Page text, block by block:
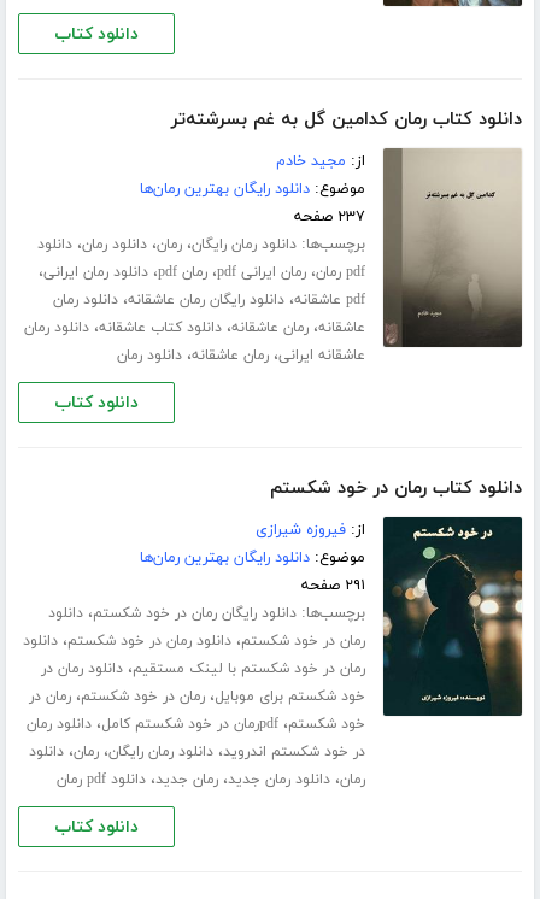
دانلود کتاب
دانلود کتاب رمان کدامین گل به غم بسرشته‌تر
از: مجید خادم
موضوع:دانلود رایگان بهترین رمان‌ها
۲۳۷ صفحه
برچسب‌ها:دانلود رمان رایگان،رمان،دانلود رمان،دانلود
pdf رمان
،رمان ایرانی pdf ،رمان pdf ،دانلود رمان ایرانی،
pdf عاشقانه ،دانلود رایگان رمان عاشقانه،دانلود رمان
عاشقانه،رمان عاشقانه،دانلود کتاب عاشقانه،دانلود رمان
عاشقانه ایرانی،رمان عاشقانه،دانلود رمان
دانلود کتاب
دانلود کتاب رمان در خود شکستم
از:فیروزه شیرازی
موضوع:دانلود رایگان بهترین رمان‌ها
۲۹۱ صفحه
برچسب‌ها:دانلود رایگان رمان در خود شکستم،دانلود
رمان در خود شکستم،دانلود رمان در خود شکستم،دانلود
رمان در خود شکستم با لینک مستقیم،دانلود رمان در
خود شکستم برای موبایل،رمان در خود شکستم،رمان در
خود شکستم،pdfرمان در خود شکستم کامل ،دانلود رمان
در خود شکستم اندروید،دانلود رمان رایگان،رمان،دانلود
رمان،دانلود رمان جدید،رمان جدید،دانلود pdf رمان
دانلود کتاب